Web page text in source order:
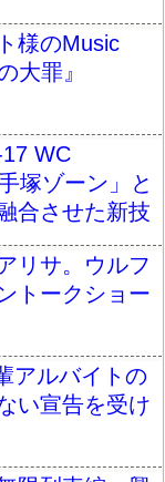
様のMusic
大罪』
17 WC
塚ゾーン」と
合させた新技
リサ。ウルフ
トークショー
アルバイトの
い宣告を受け